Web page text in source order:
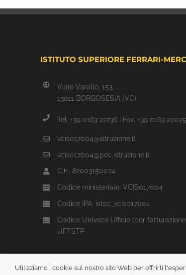
ISTITUTO SUPERIORE FERRARI-
Viale Varallo, 153
13011 BORGOSESIA (VC)
Tel. +39 0163 22236 | Fax. +39 0163
vcis017004@istruzione.it
vcis017004@pec.istruzione.it
C.F.: 82003150024
Codice ministeriale: VCIS017004
Codice IPA: istsc_vcis017004
Codice Univoco Ufficio (per
UFTSTP
Utilizziamo i cookie sul nostro sito Web per offrirti